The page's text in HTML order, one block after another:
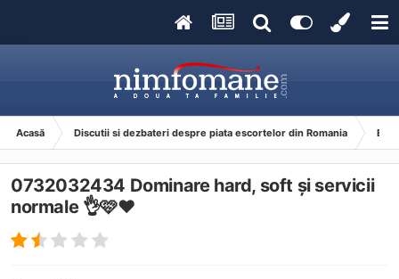
Acasă Discutii si dezbateri despre piata escortelor din Romania
0732032434 Dominare hard, soft și servicii
normale 👌🩷❤️